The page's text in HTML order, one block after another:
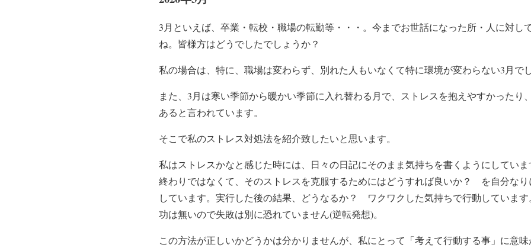
3月といえば、卒業・転校・職場の転勤等・・・。今までお世話になった所・人に対し
ね。皆様方はどうでしたでしょうか？
私の場合は、特に、職場は変わらず、別れた人もいなくて特に環境が変わらない3月で
また、3月は寒い季節から暖かい季節に入れ替わる月で、ストレスを抱えやすかったり
あると言われています。
そこで私のストレス対処法を紹介致したいと思います。
私はストレスかなと感じた時には、日々の日記にそのまま気持ちを書くようにしてい
終わりではなくて、そのストレスを克服するためにはどうすれば良いか？ を自分な
しています。実行した後の結果、どうなるか？ ワクワクした気持ちで行動していま
功は無いので失敗は別に恐れていません(逆転発想)。
この方法が正しいかどうかは分かりませんが、私にとって「考えて行動する事」に意